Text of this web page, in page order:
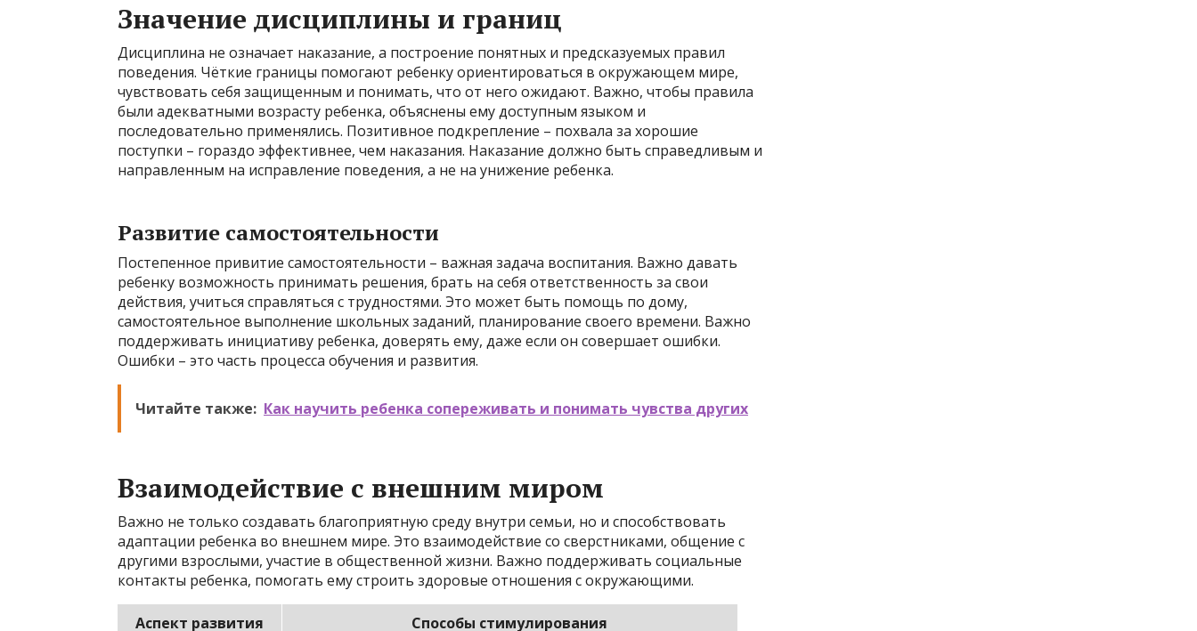
Значение дисциплины и границ
Дисциплина не означает наказание, а построение понятных и предсказуемых правил
поведения. Чёткие границы помогают ребенку ориентироваться в окружающем мире,
чувствовать себя защищенным и понимать, что от него ожидают. Важно, чтобы правила
были адекватными возрасту ребенка, объяснены ему доступным языком и
последовательно применялись. Позитивное подкрепление – похвала за хорошие
поступки – гораздо эффективнее, чем наказания. Наказание должно быть справедливым и
направленным на исправление поведения, а не на унижение ребенка.
Развитие самостоятельности
Постепенное привитие самостоятельности – важная задача воспитания. Важно давать
ребенку возможность принимать решения, брать на себя ответственность за свои
действия, учиться справляться с трудностями. Это может быть помощь по дому,
самостоятельное выполнение школьных заданий, планирование своего времени. Важно
поддерживать инициативу ребенка, доверять ему, даже если он совершает ошибки.
Ошибки – это часть процесса обучения и развития.
Читайте также: Как научить ребенка сопереживать и понимать чувства других
Взаимодействие с внешним миром
Важно не только создавать благоприятную среду внутри семьи, но и способствовать
адаптации ребенка во внешнем мире. Это взаимодействие со сверстниками, общение с
другими взрослыми, участие в общественной жизни. Важно поддерживать социальные
контакты ребенка, помогать ему строить здоровые отношения с окружающими.
Аспект развития
Способы стимулирования